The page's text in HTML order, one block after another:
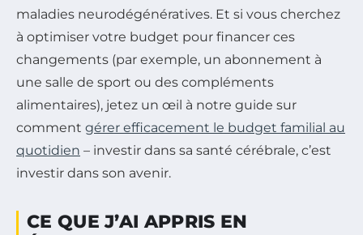
maladies neurodégénératives. Et si vous cherchez
à optimiser votre budget pour financer ces
changements (par exemple, un abonnement à
une salle de sport ou des compléments
alimentaires), jetez un œil à notre guide sur
comment gérer efficacement le budget familial au
quotidien – investir dans sa santé cérébrale, c’est
investir dans son avenir.
CE QUE J’AI APPRIS EN